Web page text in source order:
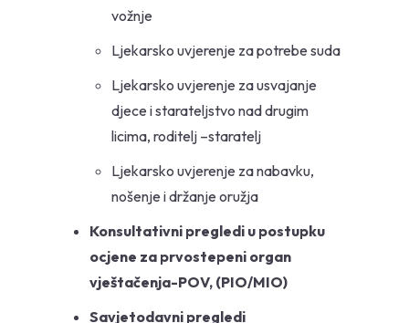
vožnje
Ljekarsko uvjerenje za potrebe suda
Ljekarsko uvjerenje za usvajanje
djece i starateljstvo nad drugim
licima, roditelj –staratelj
Ljekarsko uvjerenje za nabavku,
nošenje i držanje oružja
Konsultativni pregledi u postupku
ocjene za prvostepeni organ
vještačenja-POV, (PIO/MIO)
Savjetodavni pregledi